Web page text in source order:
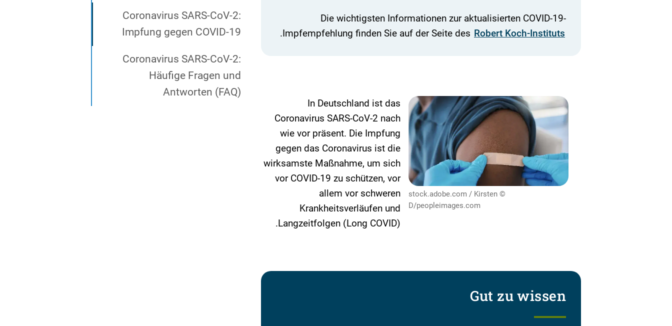
Die wichtigsten Informationen zur aktualisierten COVID-19-
Impfempfehlung finden Sie auf der Seite des Robert Koch-Instituts
.
© stock.adobe.com / Kirsten
D/peopleimages.com
In Deutschland ist das
Coronavirus SARS-CoV-2 nach
wie vor präsent. Die Impfung
gegen das Coronavirus ist die
wirksamste Maßnahme, um sich
vor COVID-19 zu schützen, vor
allem vor schweren
Krankheitsverläufen und
Langzeitfolgen (Long COVID).
Gut zu wissen
Coronavirus SARS-CoV-2:
Impfung gegen COVID-19
Coronavirus SARS-CoV-2:
Häufige Fragen und
Antworten (FAQ)